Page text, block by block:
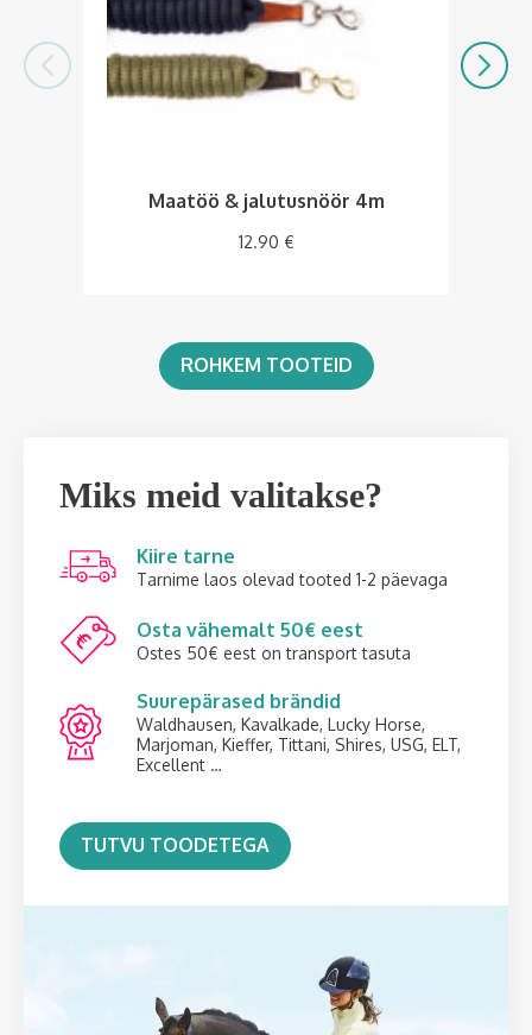
Maatöö & jalutusnöör 4m
12.90 €
ROHKEM TOOTEID
Miks meid valitakse?
Kiire tarne
Tarnime laos olevad tooted 1-2 päevaga
Osta vähemalt 50€ eest
Ostes 50€ eest on transport tasuta
Suurepärased brändid
Waldhausen, Kavalkade, Lucky Horse,
Marjoman, Kieffer, Tittani, Shires, USG, ELT,
Excellent …
TUTVU TOODETEGA